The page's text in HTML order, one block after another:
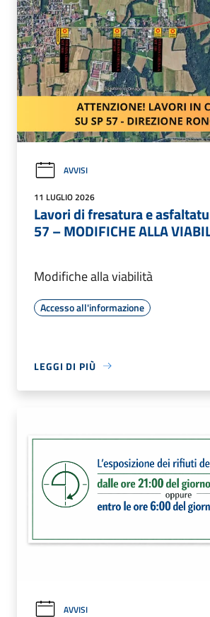
AVVISI
11 LUGLIO 2026
Lavori di fresatura e
57 – MODIFICHE ALLA
Modifiche alla viabilità
Accesso all'informazione
LEGGI DI PIÙ
AVVISI